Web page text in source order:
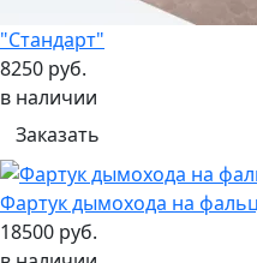
"Стандарт"
8250 руб.
в наличии
Заказать
Фартук дымохода на
18500 руб.